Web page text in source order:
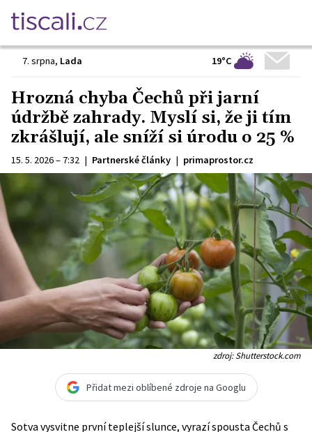
7. srpna, Lada 19°C
Hrozná chyba Čechů při jarní
údržbě zahrady. Myslí si, že ji tím
zkrášlují, ale sníží si úrodu o 25 %
15. 5. 2026 – 7:32 | Partnerské články | primaprostor.cz
zdroj: Shutterstock.com
Přidat mezi oblíbené zdroje na Googlu
Sotva vysvitne první teplejší slunce, vyrazí spousta Čechů s